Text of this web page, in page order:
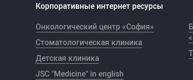
Корпоративные интернет ресурсы
Онкологический центр «София»
Стоматологическая клиника
Детская клиника
JSC "Medicine" in english